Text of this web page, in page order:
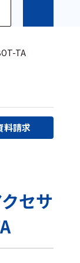
TA
料請求
セサ